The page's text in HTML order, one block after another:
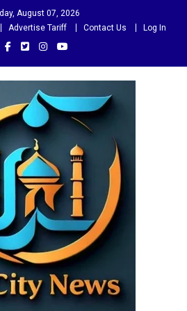
August 07, 2026
Advertise Tariff Contact Us Log In